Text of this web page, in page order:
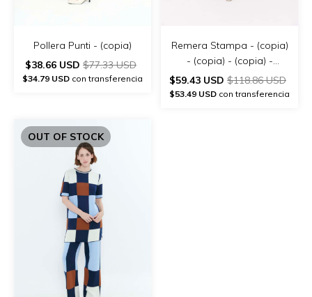
Pollera Punti - (copia)
$38.66 USD $77.33 USD
$34.79 USD con transferencia
Remera Stampa - (copia)
- (copia) - (copia) -
(copia) - (copia) - (copia)
- (copia)
$59.43 USD $118.86 USD
$53.49 USD con transferencia
OUT OF STOCK